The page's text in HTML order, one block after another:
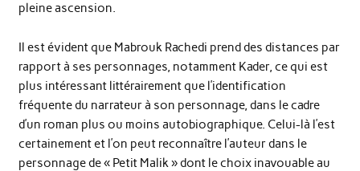
pleine ascension.
Il est évident que Mabrouk Rachedi prend des distances par
rapport à ses personnages, notamment Kader, ce qui est
plus intéressant littérairement que l’identification
fréquente du narrateur à son personnage, dans le cadre
d’un roman plus ou moins autobiographique. Celui-là l’est
certainement et l’on peut reconnaître l’auteur dans le
personnage de « Petit Malik » dont le choix inavouable au